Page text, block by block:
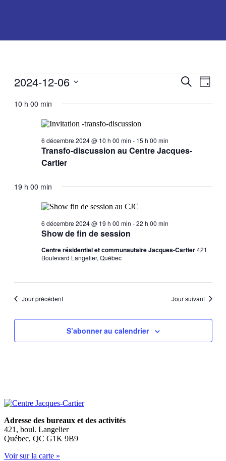
Activités
6
décembre
Activités
Recherche
de
vues
Jour
2024-12-06
une
10 h 00 min
Transfo-discussion au Centre Jacques-
Cartier
6 décembre 2024 @ 10 h 00 min - 15 h 00 min
19 h 00 min
Show de fin de session
6 décembre 2024 @ 19 h 00 min -22 h 00 min
Centre résidentiel et communautaire Jacques-Cartier421
Boulevard Langelier, Québec
Jour précédent Jour suivant
S’abonner au calendrier
Adresse des bureaux et des activités
421, boul. Langelier
Québec, QC G1K 9B9
Voir sur la carte »